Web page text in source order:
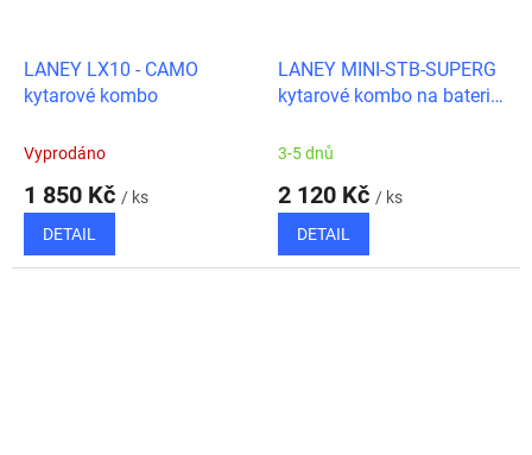
LANEY LX10 - CAMO
kytarové kombo
Vyprodáno
1 850 Kč / ks
DETAIL
LANEY MINI-STB-SUPERG
kytarové kombo na baterie,
3-5 dnů
2 120 Kč / ks
DETAIL